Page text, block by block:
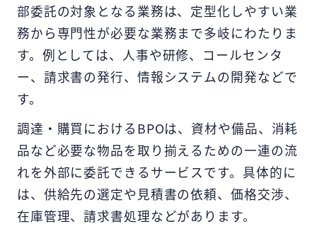
部委託の対象となる業務は、定型化しやすい業
務から専門性が必要な業務まで多岐にわたりま
す。例としては、人事や研修、コールセンタ
ー、請求書の発行、情報システムの開発などで
す。
調達・購買におけるBPOは、資材や備品、消耗
品など必要な物品を取り揃えるための一連の流
れを外部に委託できるサービスです。具体的に
は、供給先の選定や見積書の依頼、価格交渉、
在庫管理、請求書処理などがあります。